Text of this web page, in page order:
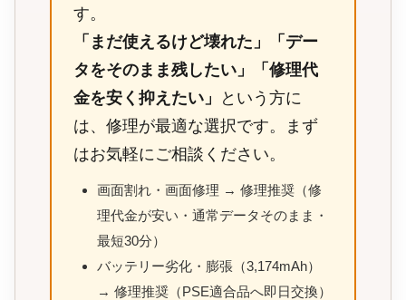
す。
「まだ使えるけど壊れた」「デー
タをそのまま残したい」「修理代
金を安く抑えたい」
という方に
は、修理が最適な選択です。まず
はお気軽にご相談ください。
画面割れ・画面修理 → 修理推奨（修
理代金が安い・通常データそのまま・
最短30分）
バッテリー劣化・膨張（3,174mAh）
→ 修理推奨（PSE適合品へ即日交換）